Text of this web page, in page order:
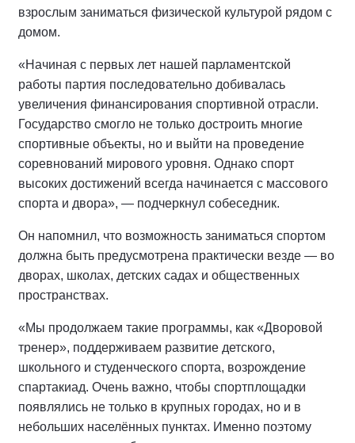
взрослым заниматься физической культурой рядом с
домом.
«Начиная с первых лет нашей парламентской
работы партия последовательно добивалась
увеличения финансирования спортивной отрасли.
Государство смогло не только достроить многие
спортивные объекты, но и выйти на проведение
соревнований мирового уровня. Однако спорт
высоких достижений всегда начинается с массового
спорта и двора», — подчеркнул собеседник.
Он напомнил, что возможность заниматься спортом
должна быть предусмотрена практически везде — во
дворах, школах, детских садах и общественных
пространствах.
«Мы продолжаем такие программы, как «Дворовой
тренер», поддерживаем развитие детского,
школьного и студенческого спорта, возрождение
спартакиад. Очень важно, чтобы спортплощадки
появлялись не только в крупных городах, но и в
небольших населённых пунктах. Именно поэтому